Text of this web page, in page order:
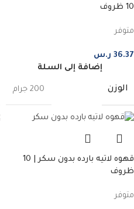
10 ظروف
متوفر
36.37 ر.س
إضافة إلى السلة
الوزن 200 جرام
قهوه لاتيه بارده بدون سكر | 10
ظروف
متوفر